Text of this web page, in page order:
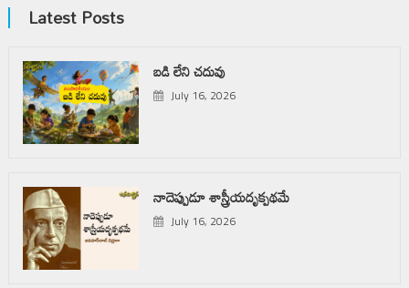
Latest Posts
బడి లేని చదువు
July 16, 2026
నాదెప్పుడూ శాస్త్రీయదృక్పథమే
July 16, 2026